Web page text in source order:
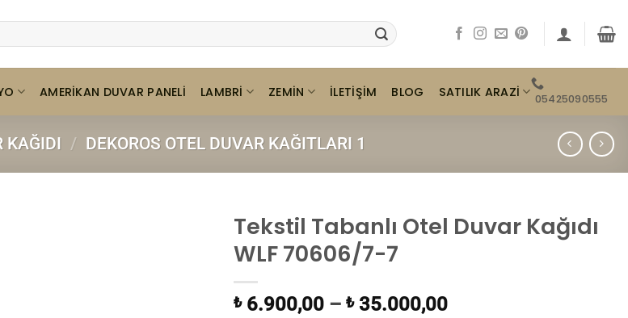
AMERIKAN DUVAR PANELI LAMBRI ZEMIN İLETIŞIM BLOG SATILIK ARAZI 05425090555
KAĞIDI / DEKOROS OTEL DUVAR KAĞITLARI 1
Tekstil Tabanlı Otel Duvar Kağıdı
WLF 70606/7-7
₺6.900,00– ₺35.000,00